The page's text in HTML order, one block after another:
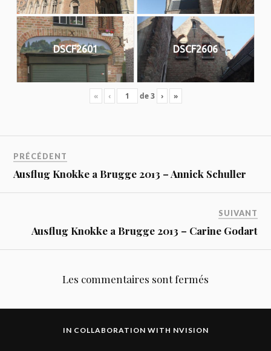
DSCF2601 DSCF2606
« ‹ de3 › »
PRÉCÉDENT
Ausflug Knokke a Brugge 2013 – Annick Schuller
SUIVANT
Ausflug Knokke a Brugge 2013 – Carine Godart
Les commentaires sont fermés
IN COLLABORATION WITH NVISION